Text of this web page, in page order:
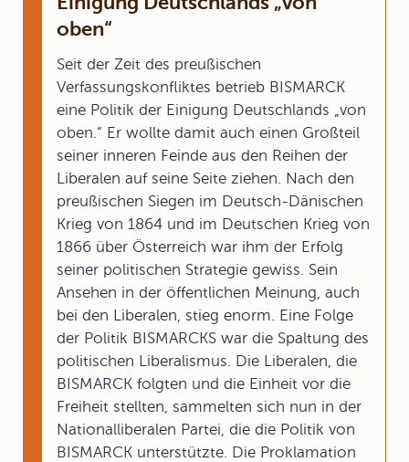
oben“
Seit der Zeit des preußischen
Verfassungskonfliktes betrieb BISMARCK
eine Politik der Einigung Deutschlands „von
oben.“ Er wollte damit auch einen Großteil
seiner inneren Feinde aus den Reihen der
Liberalen auf seine Seite ziehen. Nach den
preußischen Siegen im Deutsch-Dänischen
Krieg von 1864 und im Deutschen Krieg von
1866 über Österreich war ihm der Erfolg
seiner politischen Strategie gewiss. Sein
Ansehen in der öffentlichen Meinung, auch
bei den Liberalen, stieg enorm. Eine Folge
der Politik BISMARCKS war die Spaltung des
politischen Liberalismus. Die Liberalen, die
BISMARCK folgten und die Einheit vor die
Freiheit stellten, sammelten sich nun in der
Nationalliberalen Partei, die die Politik von
BISMARCK unterstützte. Die Proklamation